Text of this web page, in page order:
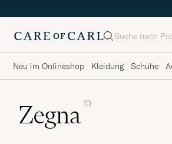
Suche
Neu im Onlineshop Kleidung Schuhe
Zegna 10